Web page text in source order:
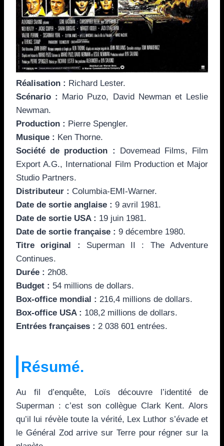
Réalisation : Richard Lester.
Scénario : Mario Puzo, David Newman et Leslie
Newman.
Production : Pierre Spengler.
Musique : Ken Thorne.
Société de production : Dovemead Films, Film
Export A.G., International Film Production et Major
Studio Partners.
Distributeur : Columbia-EMI-Warner.
Date de sortie anglaise : 9 avril 1981.
Date de sortie USA : 19 juin 1981.
Date de sortie française : 9 décembre 1980.
Titre original : Superman II : The Adventure
Continues.
Durée : 2h08.
Budget : 54 millions de dollars.
Box-office mondial : 216,4 millions de dollars.
Box-office USA : 108,2 millions de dollars.
Entrées françaises : 2 038 601 entrées.
Résumé.
Au fil d’enquête, Loïs découvre l’identité de
Superman : c’est son collègue Clark Kent. Alors
qu’il lui révèle toute la vérité, Lex Luthor s’évade et
le Général Zod arrive sur Terre pour régner sur la